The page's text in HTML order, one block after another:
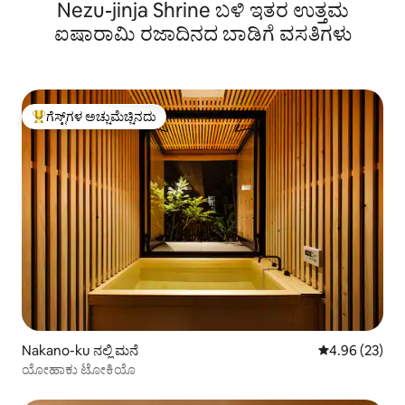
ನಿಮಿಷಗಳುNezu-jinja Shrine ಬಳಿ ಇತರ ಉತ್ತಮ
ಐಷಾರಾಮಿ ರಜಾದಿನದ ಬಾಡಿಗೆ ವಸತಿಗಳು
ಗೆಸ್ಟ್‌ಗಳಿಗೆ ಅತಿ ಹೆಚ್ಚು ಅಚ್ಚುಮೆಚ್ಚಿನದು
ಗೆಸ್ಟ್‌ಗಳ ಅಚ್ಚುಮೆಚ್ಚಿನದು
Nakano-ku ನಲ್ಲಿ ಮನೆ 5 ರಲ್ಲಿ 4.96
4.96 (23)
ಯೋಹಾಕು ಟೋಕಿಯೊ